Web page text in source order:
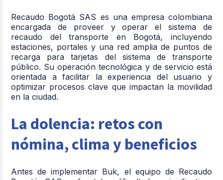
Recaudo Bogotá SAS es una empresa colombiana
encargada de proveer y operar el sistema de
recaudo del transporte en Bogotá, incluyendo
estaciones, portales y una red amplia de puntos de
recarga para tarjetas del sistema de transporte
público. Su operación tecnológica y de servicio está
orientada a facilitar la experiencia del usuario y
optimizar procesos clave que impactan la movilidad
en la ciudad.
La dolencia: retos con
nómina, clima y beneficios
Antes de implementar Buk, el equipo de Recaudo